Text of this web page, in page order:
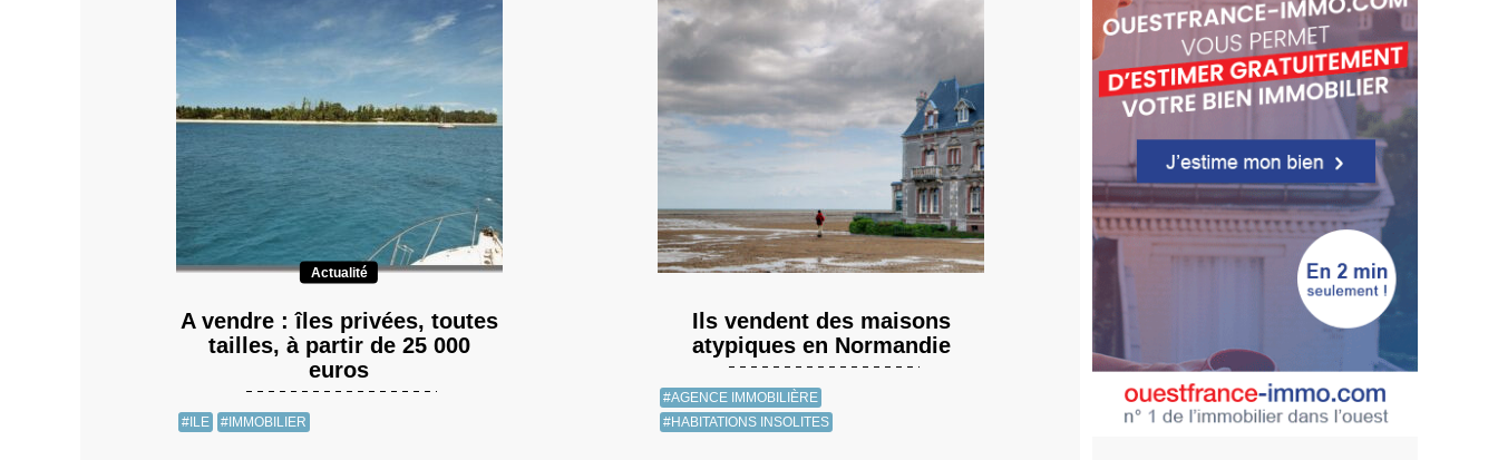
Actualité
A vendre : îles privées, toutes
tailles, à partir de 25 000
euros
#ILE #IMMOBILIER
Ils vendent des maisons
atypiques en Normandie
#AGENCE IMMOBILIÈRE
#HABITATIONS INSOLITES